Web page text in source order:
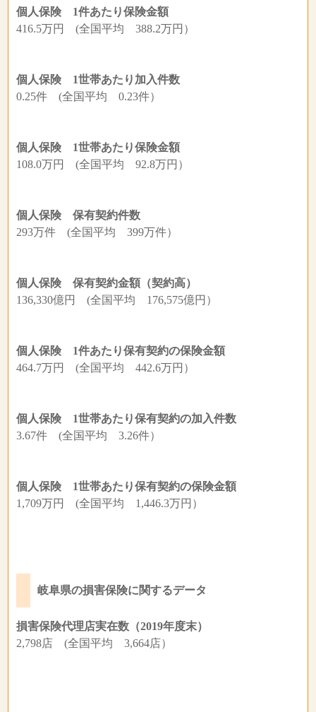
個人保険 1件あたり保険金額
416.5万円 (全国平均 388.2万円）
個人保険 1世帯あたり加入件数
0.25件 (全国平均 0.23件）
個人保険 1世帯あたり保険金額
108.0万円 (全国平均 92.8万円）
個人保険 保有契約件数
293万件 (全国平均 399万件）
個人保険 保有契約金額（契約高）
136,330億円 (全国平均 176,575億円）
個人保険 1件あたり保有契約の保険金額
464.7万円 (全国平均 442.6万円）
個人保険 1世帯あたり保有契約の加入件数
3.67件 (全国平均 3.26件）
個人保険 1世帯あたり保有契約の保険金額
1,709万円 (全国平均 1,446.3万円）
岐阜県の損害保険に関するデータ
損害保険代理店実在数（2019年度末）
2,798店 (全国平均 3,664店）